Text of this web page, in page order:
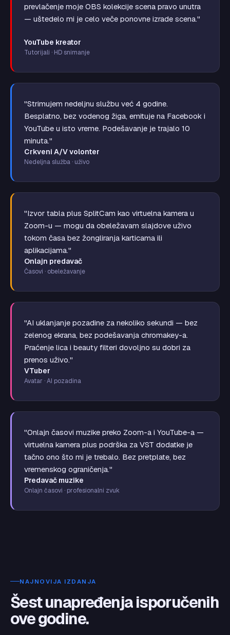
prevlačenje moje OBS kolekcije scena pravo unutra
— uštedelo mi je celo veče ponovne izrade scena."
YouTube kreator
Tutorijali · HD snimanje
"Strimujem nedeljnu službu već 4 godine.
Besplatno, bez vodenog žiga, emituje na Facebook i
YouTube u isto vreme. Podešavanje je trajalo 10
minuta."
Crkveni A/V volonter
Nedeljna služba · uživo
"Izvor tabla plus SplitCam kao virtuelna kamera u
Zoom-u — mogu da obeležavam slajdove uživo
tokom časa bez žongliranja karticama ili
aplikacijama."
Onlajn predavač
Časovi · obeležavanje
"AI uklanjanje pozadine za nekoliko sekundi — bez
zelenog ekrana, bez podešavanja chromakey-a.
Praćenje lica i beauty filteri dovoljno su dobri za
prenos uživo."
VTuber
Avatar · AI pozadina
"Onlajn časovi muzike preko Zoom-a i YouTube-a —
virtuelna kamera plus podrška za VST dodatke je
tačno ono što mi je trebalo. Bez pretplate, bez
vremenskog ograničenja."
Predavač muzike
Onlajn časovi · profesionalni zvuk
NAJNOVIJA IZDANJA
Šest unapređenja isporučenih
ove godine.